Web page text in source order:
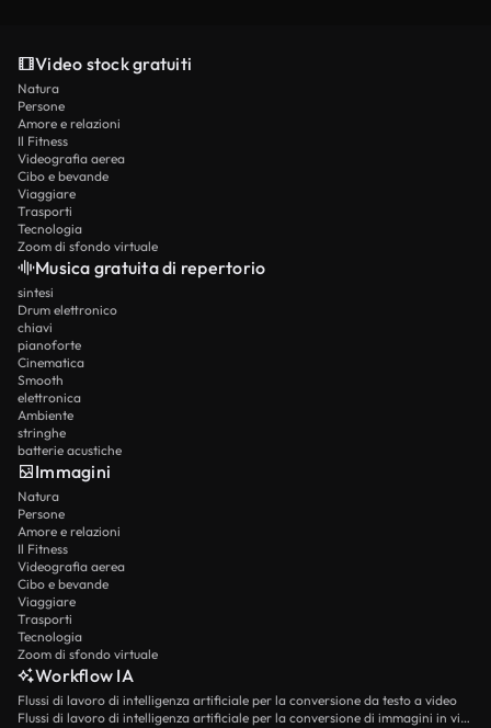
Video stock gratuiti
Natura
Persone
Amore e relazioni
Il Fitness
Videografia aerea
Cibo e bevande
Viaggiare
Trasporti
Tecnologia
Zoom di sfondo virtuale
Musica gratuita di repertorio
sintesi
Drum elettronico
chiavi
pianoforte
Cinematica
Smooth
elettronica
Ambiente
stringhe
batterie acustiche
Immagini
Natura
Persone
Amore e relazioni
Il Fitness
Videografia aerea
Cibo e bevande
Viaggiare
Trasporti
Tecnologia
Zoom di sfondo virtuale
Workflow IA
Flussi di lavoro di intelligenza artificiale per la conversione da testo a video
Flussi di lavoro di intelligenza artificiale per la conversione di immagini in video